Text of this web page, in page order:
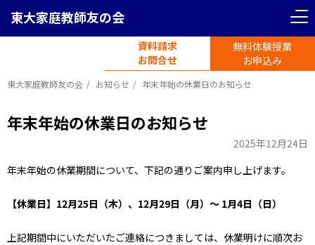
東大家庭教師友の会
資料請求
お問合せ
無料体験授業
お申込み
東大家庭教師友の会 お知らせ 年末年始の休業日のお知らせ
年末年始の休業日のお知らせ
2025年12月24日
年末年始の休業期間について、下記の通りご案内申し上げます。
【休業日】12月25日（木）、12月29日（月）〜 1月4日（日）
上記期間中にいただいたご連絡につきましては、休業明けに順次お